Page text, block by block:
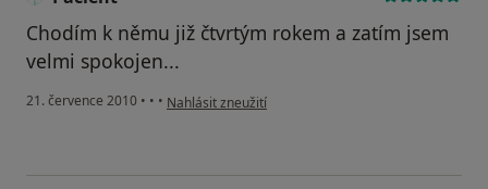
Chodím k němu již čtvrtým rokem a zatím jsem
velmi spokojen...
21. července 2010 • • • podle názoru uživatele Pacient
Nahlásit zneužití